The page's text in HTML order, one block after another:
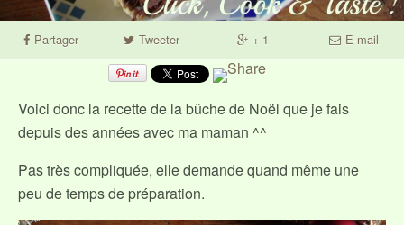
Partager Tweeter + 1 E-mail
Voici donc la recette de la bûche de Noël que je fais
depuis des années avec ma maman ^^
Pas très compliquée, elle demande quand même une
peu de temps de préparation.